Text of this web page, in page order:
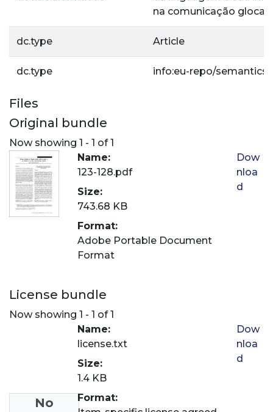
na comunicação glocal
dc.type Article
dc.type info:eu-repo/
Files
Original bundle
Now showing 1 - 1 of 1
Name:
123-128.pdf
Size:
743.68 KB
Format:
Adobe Portable Document
Format
Dow
nloa
d
License bundle
Now showing 1 - 1 of 1
No
Name:
license.txt
Size:
1.4 KB
Format:
Dow
nloa
d